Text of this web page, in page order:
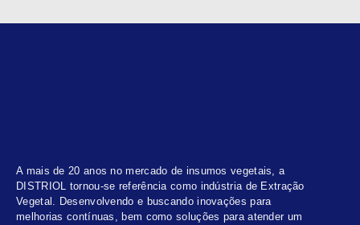
A mais de 20 anos no mercado de insumos vegetais, a
DISTRIOL tornou-se referência como indústria de Extração
Vegetal. Desenvolvendo e buscando inovações para
melhorias contínuas, bem como soluções para atender um